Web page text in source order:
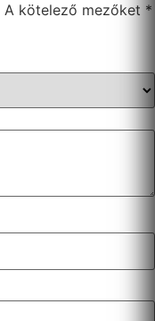
A kötelező mezőket *